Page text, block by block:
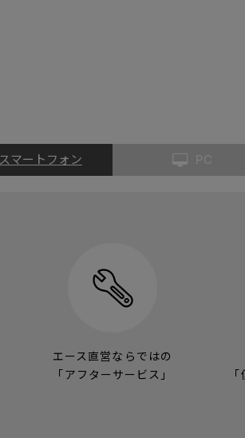
スマートフォン PC
エース直営ならではの
「アフターサービス」